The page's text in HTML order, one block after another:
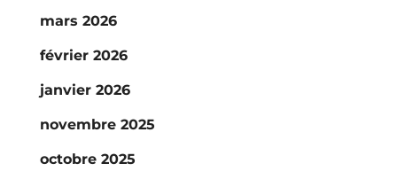
mars 2026
février 2026
janvier 2026
novembre 2025
octobre 2025